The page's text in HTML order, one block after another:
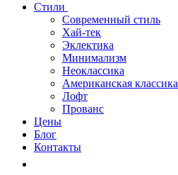
Стили
Современный стиль
Хай-тек
Эклектика
Минимализм
Неоклассика
Американская классика
Лофт
Прованс
Цены
Блог
Контакты